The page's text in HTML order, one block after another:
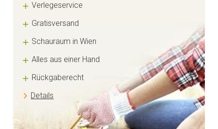
Verlegeservice
Gratisversand
Schauraum in Wien
Alles aus einer Hand
Rückgaberecht
Details